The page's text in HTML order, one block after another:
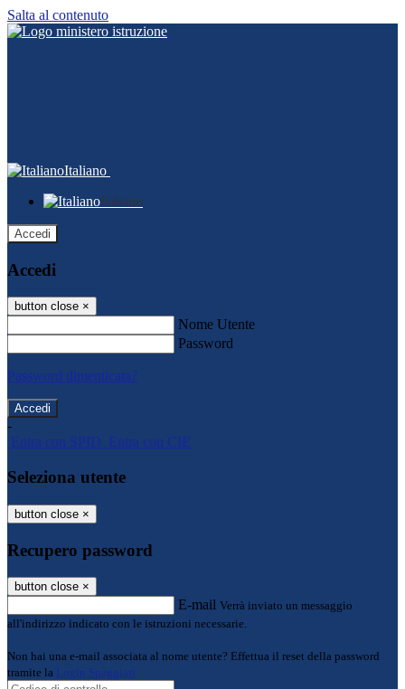
Salta al contenuto
Italiano
Italiano
Accedi
Accedi
button close ×
Nome Utente
Password
Password dimenticata?
-
Entra con SPID Entra con CIE
Seleziona utente
button close ×
Recupero password
button close ×
E-mail Verrà inviato un messaggio
all'indirizzo indicato con le istruzioni necessarie.
Non hai una e-mail associata al nome utente? Effettua il reset della password
tramite la Login Spaggiari